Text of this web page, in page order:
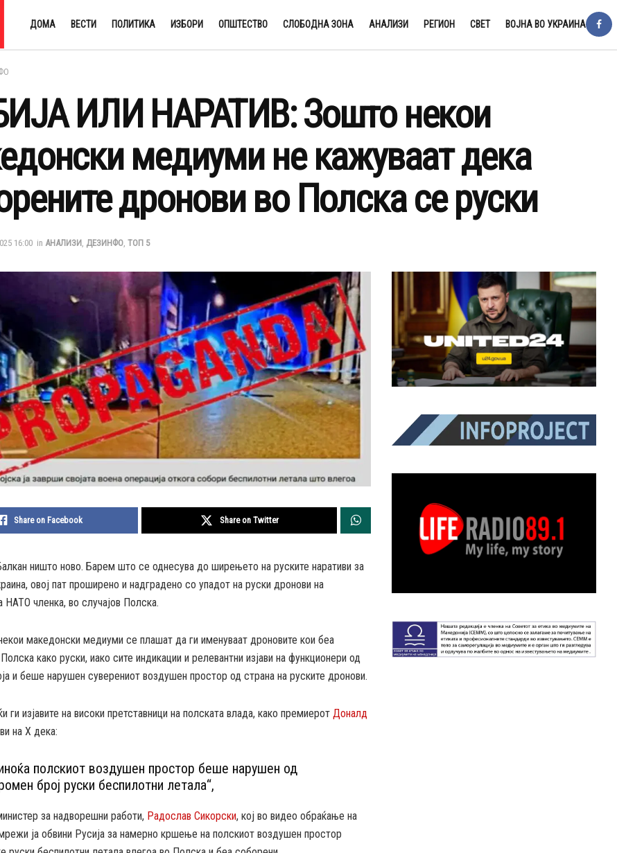
ДОМА ВЕСТИ ПОЛИТИКА ИЗБОРИ ОПШТЕСТВО СЛОБОДНА ЗОНА АНАЛИЗИ РЕГИОН СВЕТ ВОЈНА ВО УКРАИНА
ИЛИ НАРАТИВ: Зошто некои
медиуми не кажуваат дека
дронови во Полска се руски
16:00 in АНАЛИЗИ, ДЕЗИНФО, ТОП 5
Share on Facebook Share on Twitter
ништо ново. Барем што се однесува до ширењето на руските наративи за
овој пат проширено и надградено со упадот на руски дронови на
НАТО членка, во случајов Полска.
македонски медиуми се плашат да ги именуваат дроновите кои беа
како руски, иако сите индикации и релевантни изјави на функционери од
и беше нарушен суверениот воздушен простор од страна на руските дронови.
ги изјавите на високи претставници на полската влада, како премиерот Доналд
на X дека:
полскиот воздушен простор беше нарушен од
број руски беспилотни летала“,
за надворешни работи, Радослав Сикорски, кој во видео обраќање на
ја обвини Русија за намерно кршење на полскиот воздушен простор